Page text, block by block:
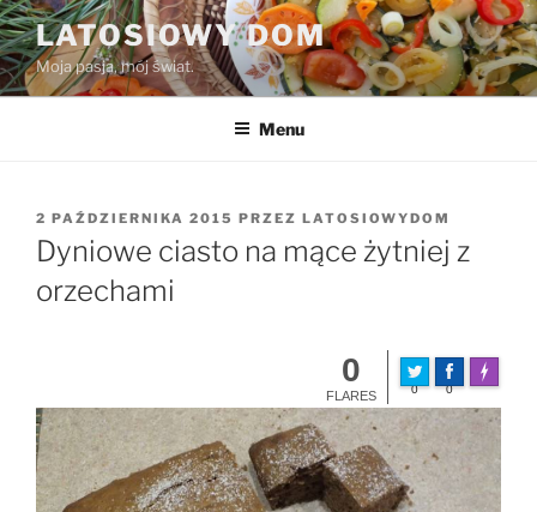
Przejdź
do
treści
LATOSIOWY DOM
Moja pasja, mój świat.
Menu
OPUBLIKOWANE
W
2 PAŹDZIERNIKA 2015 PRZEZ LATOSIOWYDOM
Dyniowe ciasto na mące żytniej z
orzechami
0
FLARES 0 0
Made with